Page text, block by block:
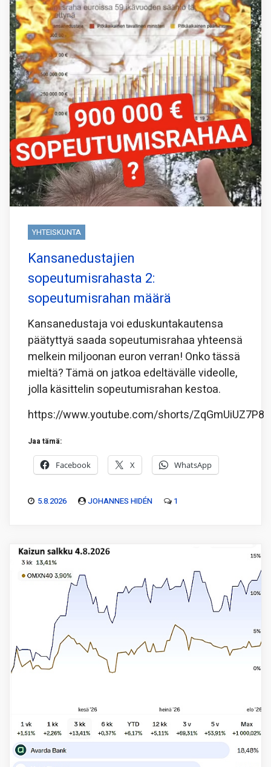
YHTEISKUNTA
Kansanedustajien
sopeutumisrahasta 2:
sopeutumisrahan määrä
Kansanedustaja voi eduskuntakautensa
päätyttyä saada sopeutumisrahaa yhteensä
melkein miljoonan euron verran! Onko tässä
mieltä? Tämä on jatkoa edeltävälle videolle,
jolla käsittelin sopeutumisrahan kestoa.
https://www.youtube.com/shorts/ZqGmUiUZ7P8
Jaa tämä:
Facebook X WhatsApp
5.8.2026 JOHANNES HIDÉN 1